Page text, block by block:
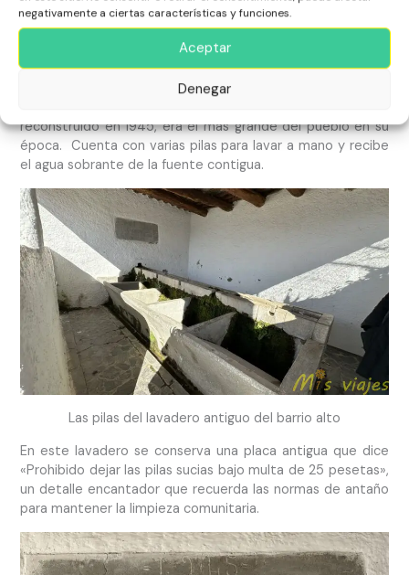
negativamente a ciertas características y funciones.
Aceptar
Denegar
Fuente del Lavadero Alto
reconstruido en 1945, era el más grande del pueblo en su
época. Cuenta con varias pilas para lavar a mano y recibe
el agua sobrante de la fuente contigua.
Las pilas del lavadero antiguo del barrio alto
En este lavadero se conserva una placa antigua que dice
«Prohibido dejar las pilas sucias bajo multa de 25 pesetas»,
un detalle encantador que recuerda las normas de antaño
para mantener la limpieza comunitaria.